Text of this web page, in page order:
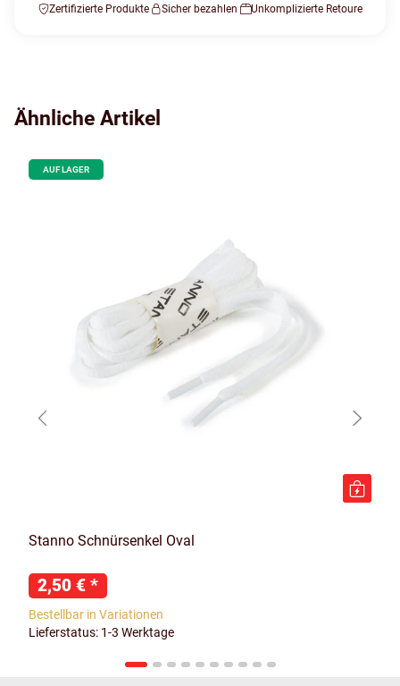
Zertifizierte Produkte Sicher bezahlen Unkomplizierte Retoure
Ähnliche Artikel
AUF LAGER
Stanno Schnürsenkel Oval
2,50 € *
Bestellbar in Variationen
Lieferstatus: 1-3 Werktage